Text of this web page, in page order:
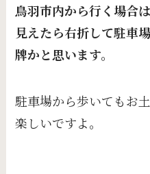
鳥羽市内から行く場合
見えたら右折して駐車
牌かと思います。
駐車場から歩いてもお
楽しいですよ。